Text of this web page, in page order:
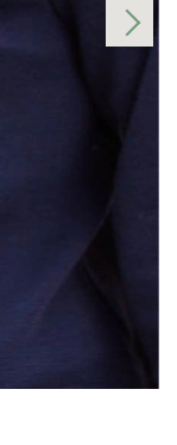
98 cm